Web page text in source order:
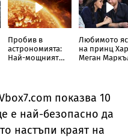
Пробив в
астрономията:
Най-мощният
досега явление
Любимото
на принц
Меган
показва 10
е най-безопасно да
настъпи краят на